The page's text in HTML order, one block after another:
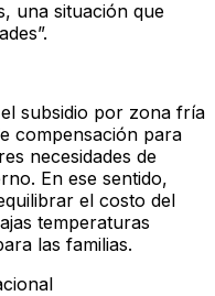
una situación que
subsidio por zona fría
compensación para
necesidades de
En ese sentido,
el costo del
temperaturas
las familias.